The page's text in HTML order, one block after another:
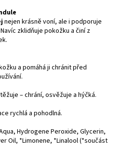
nejen krásně voní, ale i podporuje
zklidňuje pokožku a činí z
a pomáhá ji chránit před
– chrání, osvěžuje a hýčká.
rychlá a pohodlná.
Hydrogene Peroxide, Glycerin,
Oil, *Limonene, *Linalool (*součást